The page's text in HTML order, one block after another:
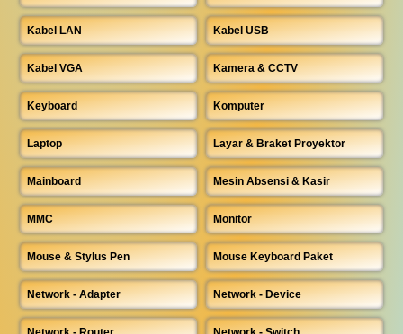
Kabel LAN Kabel USB
Kabel VGA Kamera & CCTV
Keyboard Komputer
Laptop Layar & Braket Proyektor
Mainboard Mesin Absensi & Kasir
MMC Monitor
Mouse & Stylus Pen Mouse Keyboard Paket
Network - Adapter Network - Device